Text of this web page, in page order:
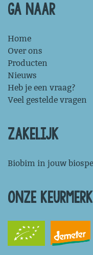
GA NAAR
Home
Over ons
Producten
Nieuws
Heb je een vraag?
Veel gestelde vragen
ZAKELIJK
Biobim in jouw
ONZE